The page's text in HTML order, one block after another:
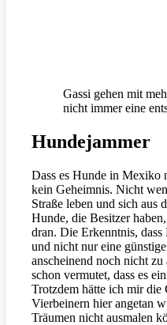
Gassi gehen mit
nicht immer eine
Hundejammer
Dass es Hunde in Mexiko
kein Geheimnis. Nicht
Straße leben und sich aus
Hunde, die Besitzer
dran. Die Erkenntnis, dass
und nicht nur eine
anscheinend noch nicht
schon vermutet, dass es
Trotzdem hätte ich mir die
Vierbeinern hier angetan
Träumen nicht ausmalen